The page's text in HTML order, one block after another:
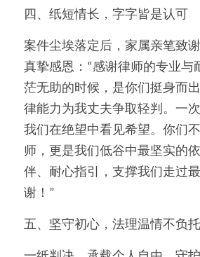
四、纸短情长，字字皆是认可
案件尘埃落定后，家属亲笔致
真挚感恩：“感谢律师的专业与
茫无助的时候，是你们挺身而
律能力为我丈夫争取轻判。一
我们在绝望中看见希望。你们
师，更是我们低谷中最坚实的
伴、耐心指引，支撑我们走过
谢！”
五、坚守初心，法理温情不负